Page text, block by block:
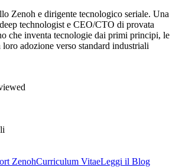
Zenoh e dirigente tecnologico seriale. Una
technologist e CEO/CTO di provata
che inventa tecnologie dai primi principi, le
adozione verso standard industriali
ZenohCurriculum VitaeLeggi il Blog